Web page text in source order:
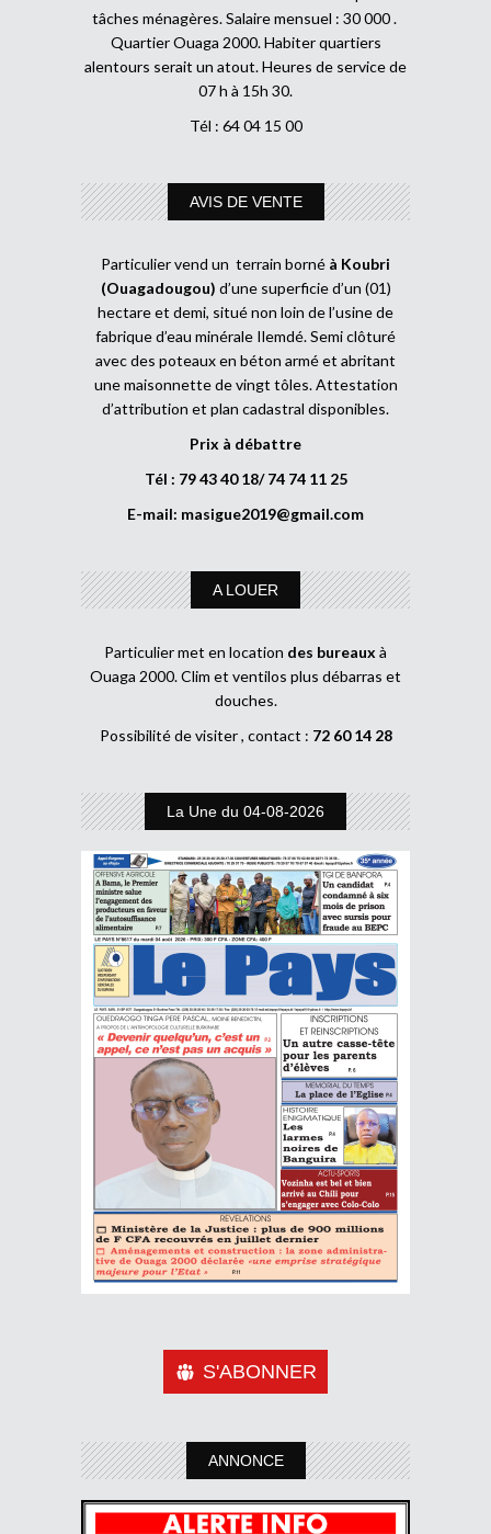
tâches ménagères. Salaire mensuel : 30 000 .
Quartier Ouaga 2000. Habiter quartiers
alentours serait un atout. Heures de service de
07 h à 15h 30.
Tél : 64 04 15 00
AVIS DE VENTE
Particulier vend un terrain borné à Koubri
(Ouagadougou) d’une superficie d’un (01)
hectare et demi, situé non loin de l’usine de
fabrique d’eau minérale Ilemdé. Semi clôturé
avec des poteaux en béton armé et abritant
une maisonnette de vingt tôles. Attestation
d’attribution et plan cadastral disponibles.
Prix à débattre
Tél : 79 43 40 18/ 74 74 11 25
E-mail: masigue2019@gmail.com
A LOUER
Particulier met en location des bureaux à
Ouaga 2000. Clim et ventilos plus débarras et
douches.
Possibilité de visiter , contact : 72 60 14 28
La Une du 04-08-2026
S'ABONNER
ANNONCE